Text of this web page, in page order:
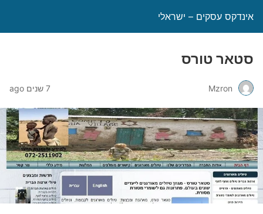
אינדקס עסקים – ישראלי
סטאר טורס
Mzron 7 שנים ago